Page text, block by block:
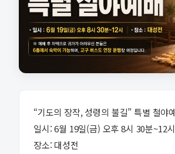
“기도의 장작, 성령의 불길” 특별 철야
일시: 6월 19일(금) 오후 8시 30분~12시
장소: 대성전